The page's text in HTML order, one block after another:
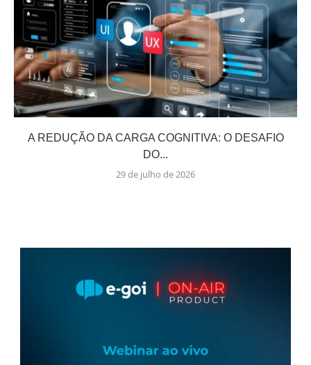
A REDUÇÃO DA CARGA COGNITIVA: O DESAFIO
DO...
29 de julho de 2026